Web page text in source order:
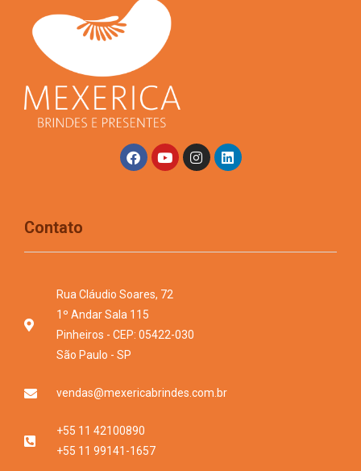
Contato
Rua Cláudio Soares, 72
1º Andar Sala 115
Pinheiros - CEP: 05422-030
São Paulo - SP
vendas@mexericabrindes.com.br
+55 11 42100890
+55 11 99141-1657